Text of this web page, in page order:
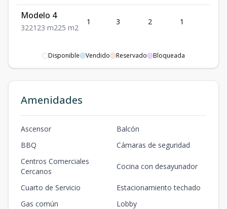
Modelo 4
322123 m225 m2
1 3 2 1
Disponible Vendido Reservado Bloqueada
Amenidades
Ascensor
Balcón
BBQ
Cámaras de seguridad
Centros Comerciales
Cercanos
Cocina con desayunador
Cuarto de Servicio
Estacionamiento techado
Gas común
Lobby